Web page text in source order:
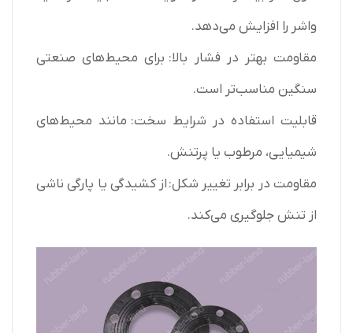
واشر را افزایش می‌دهد.
مقاومت بهتر در فشار بالا: برای محیط‌های صنعتی
سنگین مناسب‌تر است.
قابلیت استفاده در شرایط سخت: مانند محیط‌های
شیمیایی، مرطوب یا پرتنش.
مقاومت در برابر تغییر شکل: از کشیدگی یا پارگی ناشی
از تنش جلوگیری می‌کند.